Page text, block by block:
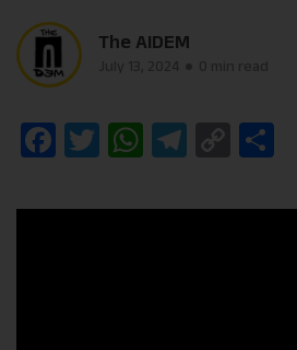
The AIDEM
Facebook
Twitter
WhatsApp
Telegram
Copy
Link